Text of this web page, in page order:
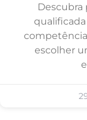
Descubra
escolher